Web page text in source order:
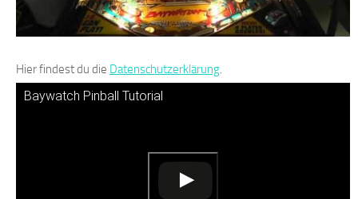
Hier findest du die Datenschutzerklärung.
Baywatch Pinball Tutorial